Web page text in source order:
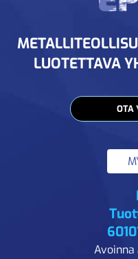
LUOTETTAVA
OTA
Avoinna